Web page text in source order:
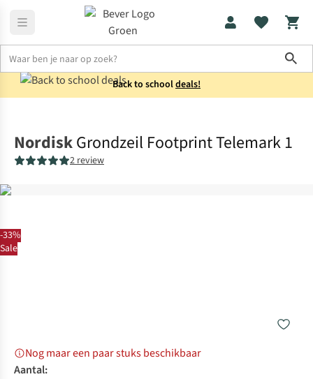
Back to schooldeals!
-33%
Sale
NordiskGrondzeil Footprint Telemark 1
2 review
Nog maar een paar stuks beschikbaar
Aantal: